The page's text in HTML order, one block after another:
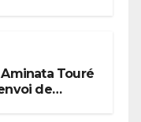
Touré
de